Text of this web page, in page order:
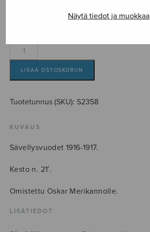
Näytä tiedot ja muokkaa
Sonaatti
fis-
molli
Op.2
LISÄÄ OSTOSKORIIN
Tuotetunnus (SKU): S2358
KUVAUS
Sävellysvuodet 1916-1917.
Kesto n. 21′.
Omistettu Oskar Merikannolle.
LISÄTIEDOT